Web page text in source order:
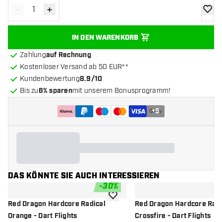
Menge verringern
- Menge erhöhen
+
IN DEN WARENKORB
Zur
Zahlungauf Rechnung
Kostenloser Versand ab 50 EUR**
Kundenbewertung8.9/10
Bis zu6% sparenmit unserem Bonusprogramm!
+5
DAS KÖNNTE SIE AUCH INTERESSIEREN
-30%
Red Dragon Hardcore Radical
Orange - Dart Flights
Zur Wunschliste hinzufügen
Red Dragon Hardcore
Crossfire - Dart Flights